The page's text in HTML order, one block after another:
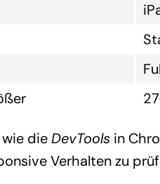
dieDevTools in
Verhalten zu